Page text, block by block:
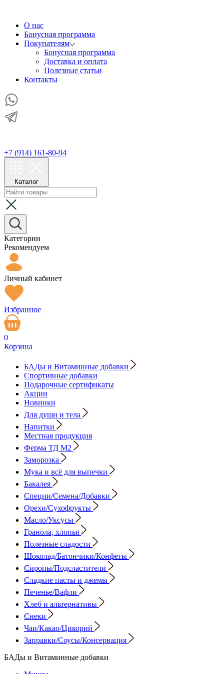
О нас
Бонусная программа
Покупателям
Бонусная программа
Доставка и оплата
Полезные статьи
Контакты
+7 (914) 161-80-94
Каталог
Категории
Рекомендуем
Личный кабинет
Избранное
0
Корзина
БАДы и Витаминные добавки
Спортивные добавки
Подарочные сертификаты
Акции
Новинки
Для души и тела
Напитки
Местная продукция
Ферма ТД М2
Заморозка
Мука и всё для выпечки
Бакалея
Специи/Семена/Добавки
Орехи/Сухофрукты
Масло/Уксусы
Гранола, хлопья
Полезные сладости
Шоколад/Батончики/Конфеты
Сиропы/Подсластители
Сладкие пасты и джемы
Печенье/Вафли
Хлеб и альтернативы
Снеки
Чаи/Какао/Цикорий
Заправки/Соусы/Консервация
БАДы и Витаминные добавки